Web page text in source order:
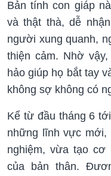
và thật thà, dễ
người xung quanh,
thiện cảm. Nhờ
hảo giúp họ bắt tay
không sợ không có
Kể từ đầu tháng 6
những lĩnh vực mới,
nghiệm, vừa tạo cơ
của bản thân.